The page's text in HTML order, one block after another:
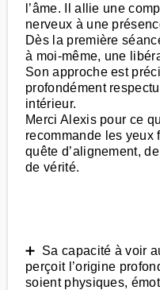
l’âme. Il allie une
nerveux à une
Dès la première
à moi-même, une
Son approche est
profondément
intérieur.
Merci Alexis pour ce
recommande les yeux
quête d’alignement,
de vérité.
➕ Sa capacité à voir
perçoit l’origine
soient physiques,